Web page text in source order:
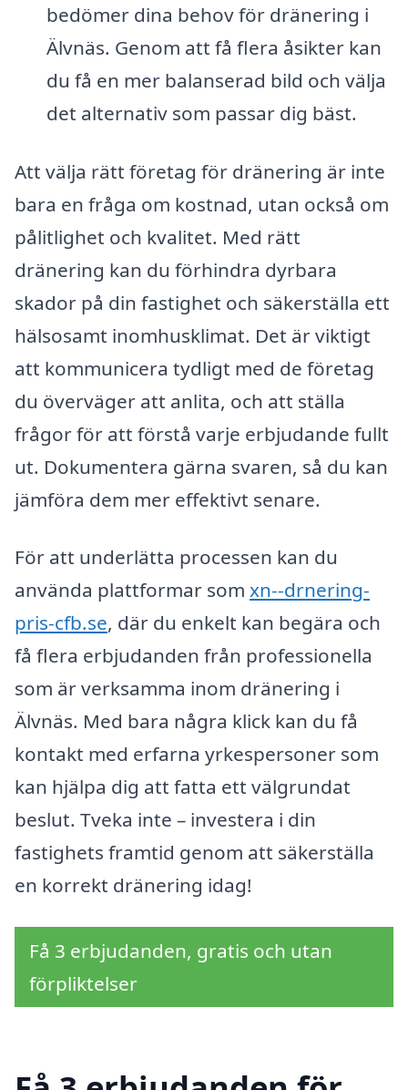
bedömer dina behov för dränering i
Älvnäs. Genom att få flera åsikter kan
du få en mer balanserad bild och välja
det alternativ som passar dig bäst.
Att välja rätt företag för dränering är inte
bara en fråga om kostnad, utan också om
pålitlighet och kvalitet. Med rätt
dränering kan du förhindra dyrbara
skador på din fastighet och säkerställa ett
hälsosamt inomhusklimat. Det är viktigt
att kommunicera tydligt med de företag
du överväger att anlita, och att ställa
frågor för att förstå varje erbjudande fullt
ut. Dokumentera gärna svaren, så du kan
jämföra dem mer effektivt senare.
För att underlätta processen kan du
använda plattformar som xn--drnering-
pris-cfb.se, där du enkelt kan begära och
få flera erbjudanden från professionella
som är verksamma inom dränering i
Älvnäs. Med bara några klick kan du få
kontakt med erfarna yrkespersoner som
kan hjälpa dig att fatta ett välgrundat
beslut. Tveka inte – investera i din
fastighets framtid genom att säkerställa
en korrekt dränering idag!
Få 3 erbjudanden, gratis och utan
förpliktelser